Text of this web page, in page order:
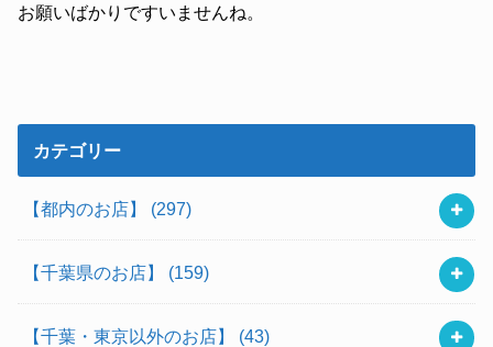
お願いばかりですいませんね。
カテゴリー
【都内のお店】 (297)
【千葉県のお店】 (159)
【千葉・東京以外のお店】 (43)